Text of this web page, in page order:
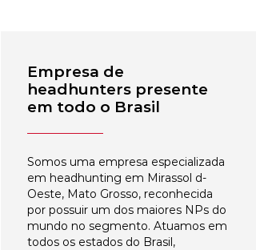
Empresa de
headhunters presente
em todo o Brasil
Somos uma empresa especializada
em headhunting em Mirassol d-
Oeste, Mato Grosso, reconhecida
por possuir um dos maiores NPs do
mundo no segmento. Atuamos em
todos os estados do Brasil,